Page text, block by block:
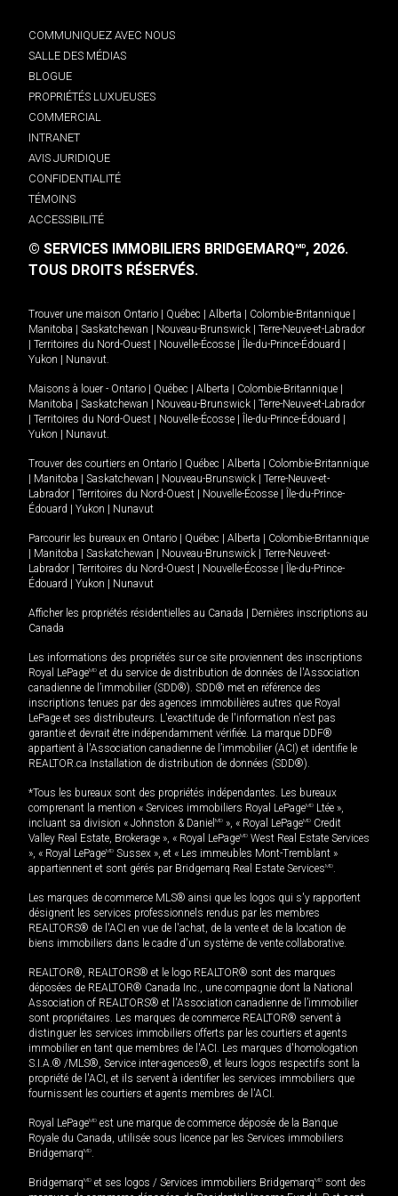
COMMUNIQUEZ AVEC NOUS
SALLE DES MÉDIAS
BLOGUE
PROPRIÉTÉS LUXUEUSES
COMMERCIAL
INTRANET
AVIS JURIDIQUE
CONFIDENTIALITÉ
TÉMOINS
ACCESSIBILITÉ
© SERVICES IMMOBILIERS BRIDGEMARQMD, 2026.
TOUS DROITS RÉSERVÉS.
Trouver une maison Ontario Québec Alberta Colombie-Britannique
Manitoba
Saskatchewan Nouveau-Brunswick
Terre-Neuve-et-Labrador
Territoires du Nord-Ouest Nouvelle-Écosse Île-du-Prince-Édouard
Yukon
Nunavut.
Maisons à louer - Ontario Québec Alberta Colombie-Britannique
Manitoba
Saskatchewan Nouveau-Brunswick
Terre-Neuve-et-Labrador
Territoires du Nord-Ouest Nouvelle-Écosse Île-du-Prince-Édouard
Yukon
Nunavut.
Trouver des courtiers en Ontario Québec Alberta
Colombie-Britannique
Manitoba Saskatchewan Nouveau-Brunswick
Terre-Neuve-et-
Labrador
Territoires du Nord-Ouest Nouvelle-Écosse
Île-du-Prince-
Édouard
Yukon Nunavut
Parcourir les bureaux en Ontario Québec Alberta
Colombie-Britannique
Manitoba Saskatchewan Nouveau-Brunswick
Terre-Neuve-et-
Labrador
Territoires du Nord-Ouest Nouvelle-Écosse
Île-du-Prince-
Édouard
Yukon Nunavut
Afficher les propriétés résidentielles au Canada
Dernières inscriptions au
Canada
Les informations des propriétés sur ce site proviennent des inscriptions
Royal LePageMD et du service de distribution de données de l'Association
canadienne de l’immobilier (SDD®). SDD® met en référence des
inscriptions tenues par des agences immobilières autres que Royal
LePage et ses distributeurs. L'exactitude de l'information n'est pas
garantie et devrait être indépendamment vérifiée. La marque DDF®
appartient à l'Association canadienne de l’immobilier (ACI) et identifie le
REALTOR.ca Installation de distribution de données (SDD®).
*Tous les bureaux sont des propriétés indépendantes. Les bureaux
comprenant la mention « Services immobiliers Royal LePageMD Ltée »,
incluant sa division « Johnston & Daniel MD », « Royal LePageMD Credit
Valley Real Estate, Brokerage », « Royal LePageMD West Real Estate Services
», « Royal LePageMD Sussex », et « Les immeubles Mont-Tremblant »
appartiennent et sont gérés par Bridgemarq Real Estate ServicesMD.
Les marques de commerce MLS® ainsi que les logos qui s'y rapportent
désignent les services professionnels rendus par les membres
REALTORS® de l'ACI en vue de l'achat, de la vente et de la location de
biens immobiliers dans le cadre d'un système de vente collaborative.
REALTOR®, REALTORS® et le logo REALTOR® sont des marques
déposées de REALTOR® Canada Inc., une compagnie dont la National
Association of REALTORS® et l'Association canadienne de l’immobilier
sont propriétaires. Les marques de commerce REALTOR® servent à
distinguer les services immobiliers offerts par les courtiers et agents
immobilier en tant que membres de l'ACI. Les marques d'homologation
S.I.A.® /MLS®, Service inter-agences®, et leurs logos respectifs sont la
propriété de l'ACI, et ils servent à identifier les services immobiliers que
fournissent les courtiers et agents membres de l'ACI.
Royal LePageMD est une marque de commerce déposée de la Banque
Royale du Canada, utilisée sous licence par les Services immobiliers
BridgemarqMD.
BridgemarqMD et ses logos / Services immobiliers BridgemarqMD sont des